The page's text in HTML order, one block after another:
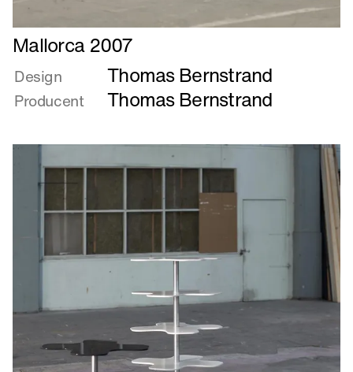
Læs
mere
om
Mallorca
2007
Mallorca 2007
Design Thomas Bernstrand
Producent Thomas Bernstrand